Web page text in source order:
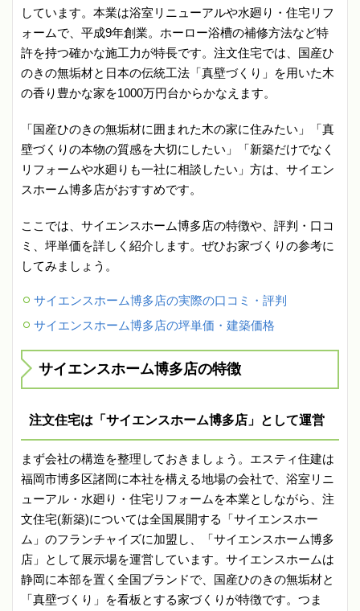
しています。本業は浴室リニューアルや水廻り・住宅リフ
ォームで、平成9年創業。ホーロー浴槽の補修方法など特
許を持つ確かな施工力が特長です。注文住宅では、国産ひ
のきの無垢材と日本の伝統工法「真壁づくり」を用いた木
の香り豊かな家を1000万円台からかなえます。
「国産ひのきの無垢材に囲まれた木の家に住みたい」「真
壁づくりの本物の質感を大切にしたい」「新築だけでなく
リフォームや水廻りも一社に相談したい」方は、サイエン
スホーム博多店がおすすめです。
ここでは、サイエンスホーム博多店の特徴や、評判・口コ
ミ、坪単価を詳しく紹介します。ぜひお家づくりの参考に
してみましょう。
サイエンスホーム博多店の実際の口コミ・評判
サイエンスホーム博多店の坪単価・建築価格
サイエンスホーム博多店の特徴
注文住宅は「サイエンスホーム博多店」として運営
まず会社の構造を整理しておきましょう。エスティ住建は
福岡市博多区諸岡に本社を構える地場の会社で、浴室リニ
ューアル・水廻り・住宅リフォームを本業としながら、注
文住宅(新築)については全国展開する「サイエンスホー
ム」のフランチャイズに加盟し、「サイエンスホーム博多
店」として展示場を運営しています。サイエンスホームは
静岡に本部を置く全国ブランドで、国産ひのきの無垢材と
「真壁づくり」を看板とする家づくりが特徴です。つま